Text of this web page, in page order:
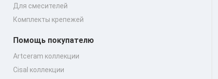
Для смесителей
Комплекты крепежей
Помощь покупателю
Artceram коллекции
Cisal коллекции